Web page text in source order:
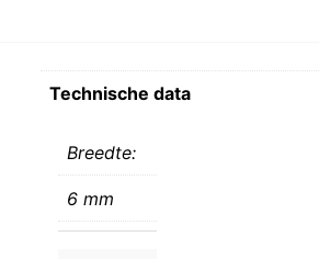
Technische data
Breedte:
6 mm